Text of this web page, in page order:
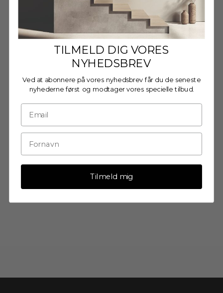
Træramme E - Egetræ -
Akrylglas
Salgspris
FRA €10,95 EUR
Træramme - Egetræ - Glas
Salgspris
FRA €13,95 EUR
TILMELD DIG VORES
NYHEDSBREV
Ved at abonnere på vores nyhedsbrev får du de seneste
nyhederne først og modtager vores specielle tilbud.
Tilmeld mig